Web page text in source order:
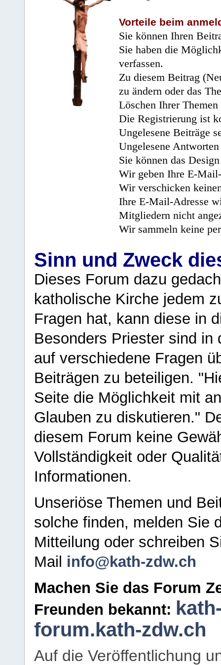
Vorteile beim
Sie können Ihren
Sie haben die
verfassen.
Zu diesem Beitrag
zu ändern oder das
Löschen Ihrer
Die Registrierung ist
Ungelesene Beiträge
Ungelesene
Sie können das
Wir geben Ihre E-
Wir verschicken
Ihre E-Mail-Adresse
Mitgliedern nicht
Wir sammeln keine
Sinn und Zweck
Dieses Forum dazu
katholische Kirche jedem
Fragen hat, kann diese in
Besonders Priester sind in
auf verschiedene Fragen
Beiträgen zu beteiligen.
Seite die Möglichkeit mit
Glauben zu diskutieren."
diesem Forum keine
Vollständigkeit oder
Informationen.
Unseriöse Themen und
solche finden, melden Sie
Mitteilung oder schreiben
Mail info@kath-zdw.ch
Machen Sie das Forum
Freunden bekannt:
forum.kath-zdw.ch
Auf die Veröffentlichung